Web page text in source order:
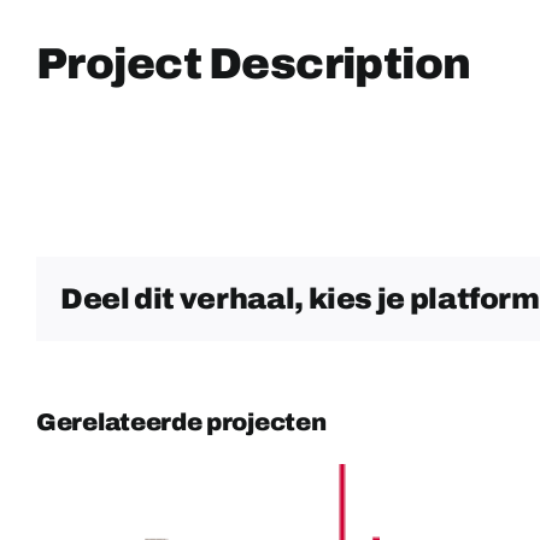
Project Description
Deel dit verhaal, kies je
Gerelateerde projecten